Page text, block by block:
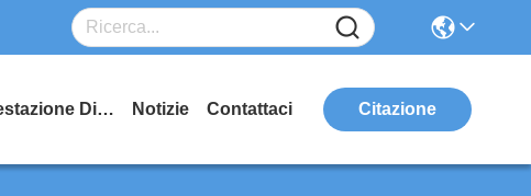
Manifestazione Di VR Notizie Contattaci Citazione